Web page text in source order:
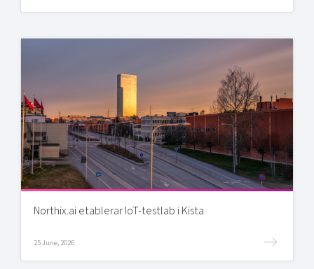
Northix.ai etablerar IoT-testlab i Kista
25 June, 2026